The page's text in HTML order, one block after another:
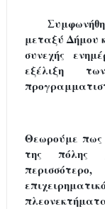
μεταξύ Δήμου
συνεχής
εξέλιξη
Θεωρούμε πως
της πόλης